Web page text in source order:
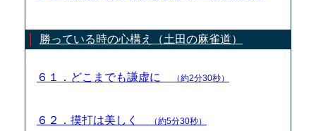
勝っている時の心構え（土田の麻雀道）
６１．どこまでも謙虚に （約2分30秒）
６２．摸打は美しく （約5分30秒）